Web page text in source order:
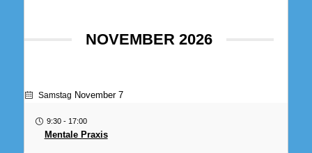
NOVEMBER 2026
Samstag November 7
9:30- 17:00
Mentale Praxis